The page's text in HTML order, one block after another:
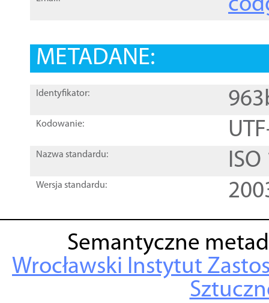
METADANE:
Identyfikator:
Kodowanie:
Nazwa standardu:
Wersja standardu:
Semantyczne
Wrocławski Instytut